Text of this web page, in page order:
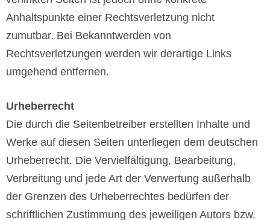
Anhaltspunkte einer Rechtsverletzung nicht
zumutbar. Bei Bekanntwerden von
Rechtsverletzungen werden wir derartige Links
umgehend entfernen.
Urheberrecht
Die durch die Seitenbetreiber erstellten Inhalte und
Werke auf diesen Seiten unterliegen dem deutschen
Urheberrecht. Die Vervielfältigung, Bearbeitung,
Verbreitung und jede Art der Verwertung außerhalb
der Grenzen des Urheberrechtes bedürfen der
schriftlichen Zustimmung des jeweiligen Autors bzw.